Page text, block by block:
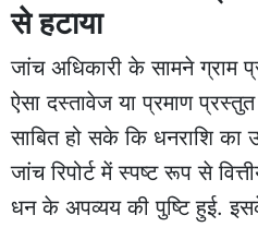
से हटाया
जांच अधिकारी के सामने ग्राम
ऐसा दस्तावेज या प्रमाण
साबित हो सके कि धनराशि का
जांच रिपोर्ट में स्पष्ट रूप से
धन के अपव्यय की पुष्टि हुई.